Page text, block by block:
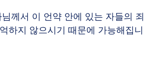
께서 이 언약 안에 있는 자들의 죄
하지 않으시기 때문에 가능해집니